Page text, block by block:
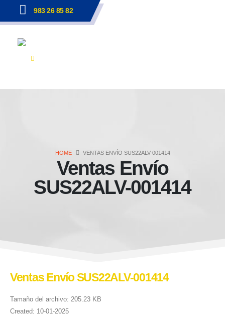
983 26 85 82
HOME VENTAS ENVÍO SUS22ALV-001414
Ventas Envío
SUS22ALV-001414
Ventas Envío SUS22ALV-001414
Tamaño del archivo: 205.23 KB
Created: 10-01-2025